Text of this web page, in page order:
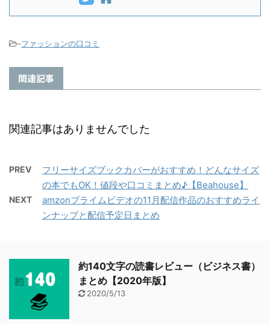
-ファッションの口コミ
関連記事
関連記事はありませんでした
PREV
フリーサイズブックカバーがおすすめ！どんなサイズ
の本でもOK！値段や口コミまとめ♪【Beahouse】
NEXT
amzonプライムビデオの11月配信作品のおすすめライ
ンナップと配信予定日まとめ
約140文字の読書レビュー（ビジネス書）
まとめ【2020年版】
2020/5/13